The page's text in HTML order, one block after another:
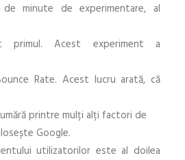
minute de experimentare, al
primul. Acest experiment a
Rate. Acest lucru arată, că
printre mulți alți factori de
Google.
utilizatorilor este al doilea